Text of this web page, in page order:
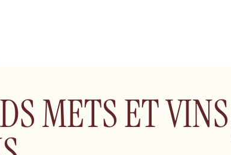
METS ET VINS